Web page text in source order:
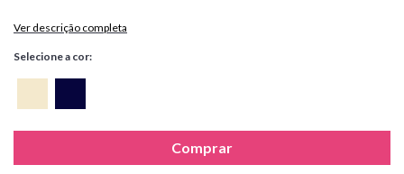
Ver descrição completa
Selecione a cor:
Comprar